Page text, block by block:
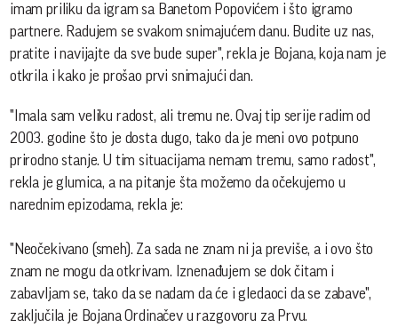
imam priliku da igram sa Banetom Popovićem i što igramo
partnere. Radujem se svakom snimajućem danu. Budite uz nas,
pratite i navijajte da sve bude super", rekla je Bojana, koja nam je
otkrila i kako je prošao prvi snimajući dan.
"Imala sam veliku radost, ali tremu ne. Ovaj tip serije radim od
2003. godine što je dosta dugo, tako da je meni ovo potpuno
prirodno stanje. U tim situacijama nemam tremu, samo radost",
rekla je glumica, a na pitanje šta možemo da očekujemo u
narednim epizodama, rekla je:
"Neočekivano (smeh). Za sada ne znam ni ja previše, a i ovo što
znam ne mogu da otkrivam. Iznenađujem se dok čitam i
zabavljam se, tako da se nadam da će i gledaoci da se zabave",
zaključila je Bojana Ordinačev u razgovoru za Prvu.